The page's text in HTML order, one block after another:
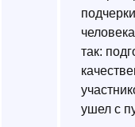
так:
ушел с